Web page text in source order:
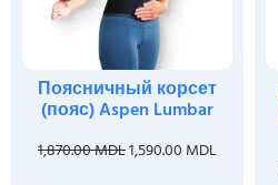
Поясничный корсет
(пояс) Aspen Lumbar
1,870.00MDL1,590.00 MDL